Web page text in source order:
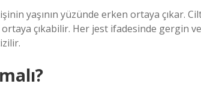
yaşının yüzünde erken ortaya çıkar.
çıkabilir. Her jest ifadesinde gergin ve